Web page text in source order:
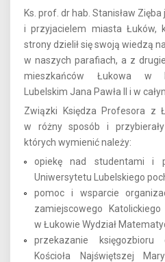
Ks. prof. dr hab. Stanisław
i przyjacielem miasta Łuków,
strony dzielił się swoją wiedzą
w naszych parafiach, a z
mieszkańców Łukowa w
Lubelskim Jana Pawła II i w
Związki Księdza Profesora z
w różny sposób i
których wymienić należy:
opiekę nad studentami i
Uniwersytetu Lubelskiego
pomoc i wsparcie
zamiejscowego
w Łukowie Wydział
przekazanie
Kościoła Najświętszej